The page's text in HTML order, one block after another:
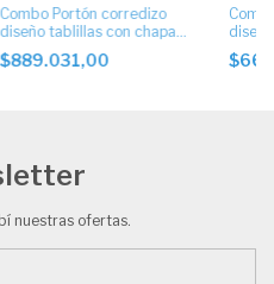
Combo Portón corredizo
diseño tablillas con chapa
artística con motor
$889.031,00
nuestras ofertas.